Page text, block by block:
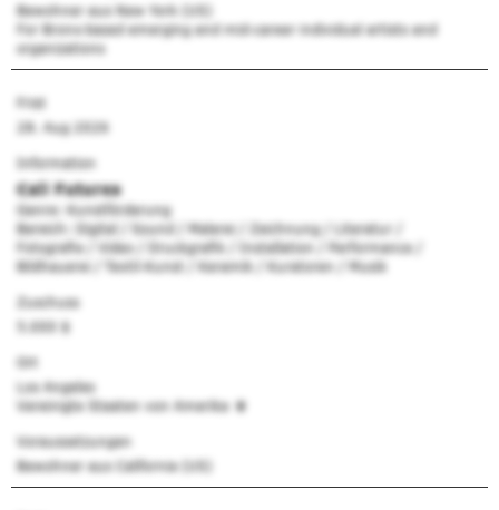
Bewohner aus New York (US)
For Bronx-based emerging and mid-career individual artists and
organizations
Frist
28. Aug 2026
Information
Cali Futures
Genre: Kunstförderung
Bereich: Digital / Sound / Malerei / Zeichnung / Literatur /
Fotografie / Video / Druckgrafik / Installation / Performance /
Bildhauerei / Textil-Kunst / Keramik / Kuratoren / Musik
Zuschuss
5.000 $
Ort
Los Angeles
Vereinigte Staaten von Amerika
Voraussetzungen
Bewohner aus California (US)